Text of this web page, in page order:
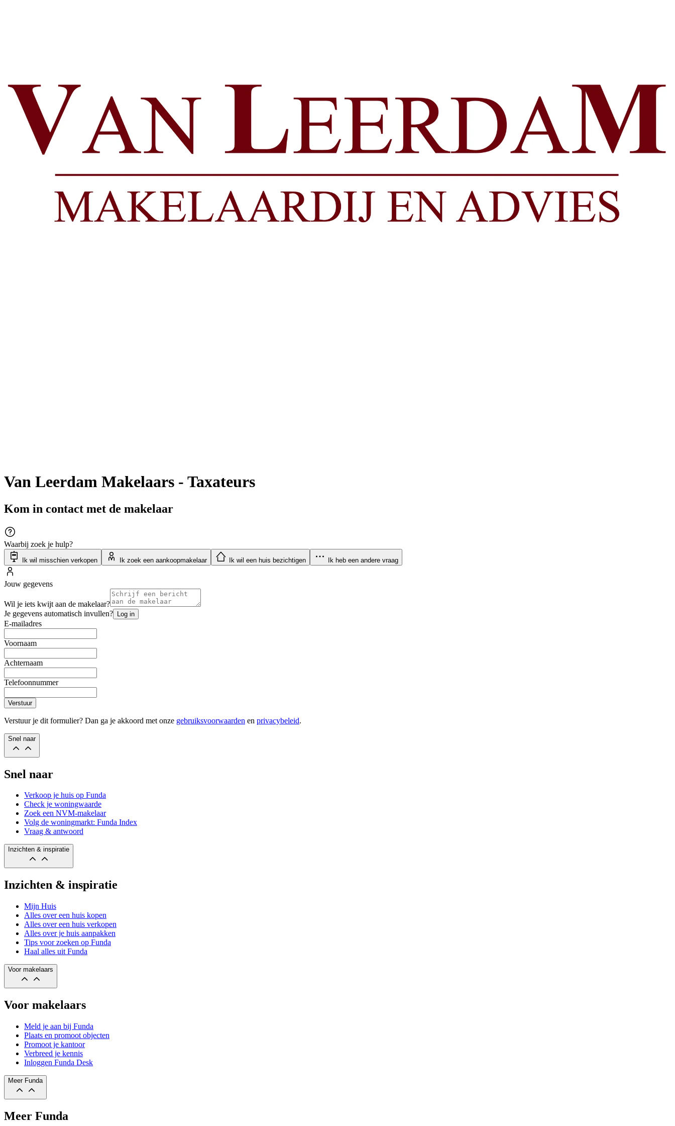
Van Leerdam Makelaars - Taxateurs
Kom in contact met de makelaar
Waarbij zoek je hulp?
Ik wil misschien verkopen Ik zoek een aankoopmakelaar Ik wil een huis bezichtigen Ik heb een andere vraag
Jouw gegevens
Wil je iets kwijt aan de makelaar?
Je gegevens automatisch invullen? Log in
E-mailadres
Voornaam
Achternaam
Telefoonnummer
Verstuur
Verstuur je dit formulier? Dan ga je akkoord met onze gebruiksvoorwaarden en privacybeleid.
Snel naar
Snel naar
Verkoop je huis op Funda
Check je woningwaarde
Zoek een NVM-makelaar
Volg de woningmarkt: Funda Index
Vraag & antwoord
Inzichten & inspiratie
Inzichten & inspiratie
Mijn Huis
Alles over een huis kopen
Alles over een huis verkopen
Alles over je huis aanpakken
Tips voor zoeken op Funda
Haal alles uit Funda
Voor makelaars
Voor makelaars
Meld je aan bij Funda
Plaats en promoot objecten
Promoot je kantoor
Verbreed je kennis
Inloggen Funda Desk
Meer Funda
Meer Funda